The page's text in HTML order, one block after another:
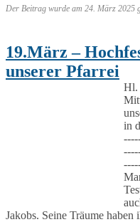
Der Beitrag wurde am 24. März 2025
19.März –
unserer Pfarrei
Hl.
in
Jakobs. Seine Träume